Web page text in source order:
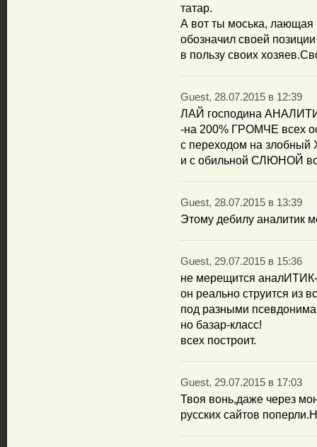
татар.
А вот ты моська, лающая
обозначил своей
в пользу своих
Guest, 28.07.2015 в 12:39
ЛАЙ господина
-на 200% ГРОМЧЕ всех
с переходом на
и с обильной СЛЮНОЙ во
Guest, 28.07.2015 в 13:39
Этому дебилу аналитик
Guest, 29.07.2015 в 15:36
не мерещится аналИТИК-
он реально струится из
под разными
но базар-класс!
всех построит.
Guest, 29.07.2015 в 17:03
Твоя вонь,даже через
русских сайтов